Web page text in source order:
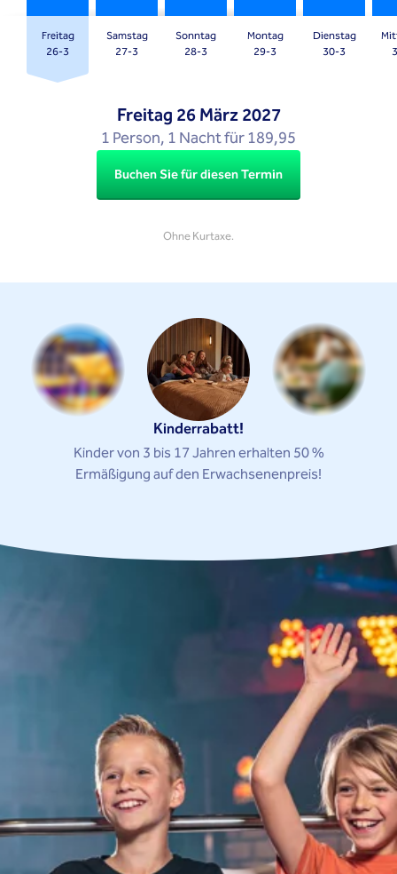
question
mark
key
to
keyboard
shortcuts
changing
question
mark
the
keyboard
shortcuts
for
changing
Freitag
26-3
Samstag
27-3
Sonntag
28-3
Montag
29-3
Dienstag
30-3
Freitag26 März 2027
1 Person, 1 Nacht für 189,95
Buchen Sie für diesen Termin
Ohne Kurtaxe.
Kinderrabatt!
Kinder von 3 bis 17 Jahren erhalten 50 %
Ermäßigung auf den Erwachsenenpreis!